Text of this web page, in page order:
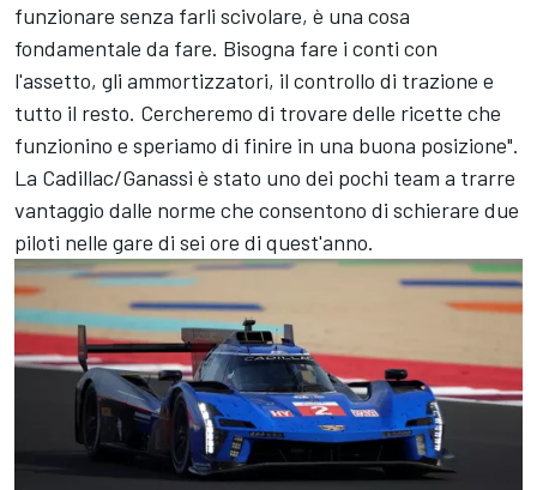
funzionare senza farli scivolare, è una cosa
fondamentale da fare. Bisogna fare i conti con
l'assetto, gli ammortizzatori, il controllo di trazione e
tutto il resto. Cercheremo di trovare delle ricette che
funzionino e speriamo di finire in una buona posizione".
La Cadillac/Ganassi è stato uno dei pochi team a trarre
vantaggio dalle norme che consentono di schierare due
piloti nelle gare di sei ore di quest'anno.